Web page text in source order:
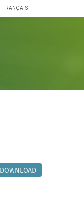
FRANÇAIS
DOWNLOAD